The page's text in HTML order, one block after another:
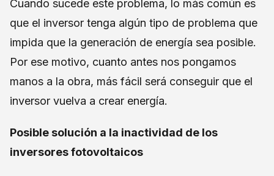
Cuando sucede este problema, lo más común es
que el inversor tenga algún tipo de problema que
impida que la generación de energía sea posible.
Por ese motivo, cuanto antes nos pongamos
manos a la obra, más fácil será conseguir que el
inversor vuelva a crear energía.
Posible solución a la inactividad de los
inversores fotovoltaicos